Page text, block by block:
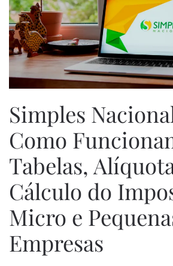
Simples
Como
Tabelas,
Cálculo do
Micro e
Empresas